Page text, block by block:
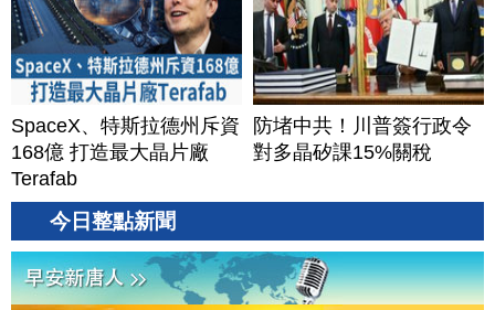
SpaceX、特斯拉德州斥資
168億 打造最大晶片廠
Terafab
防堵中共！川普簽行政令
對多晶矽課15%關稅
今日整點新聞